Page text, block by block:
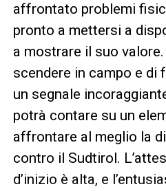
affrontato problemi
pronto a mettersi a
a mostrare il suo
scendere in campo e di
un segnale
potrà contare su un
affrontare al meglio la
contro il Sudtirol.
d’inizio è alta, e